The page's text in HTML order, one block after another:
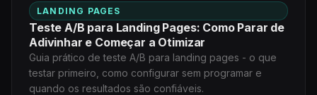
LANDING PAGES
Teste A/B para Landing Pages: Como Parar de
Adivinhar e Começar a Otimizar
Guia prático de teste A/B para landing pages - o que
testar primeiro, como configurar sem programar e
quando os resultados são confiáveis.